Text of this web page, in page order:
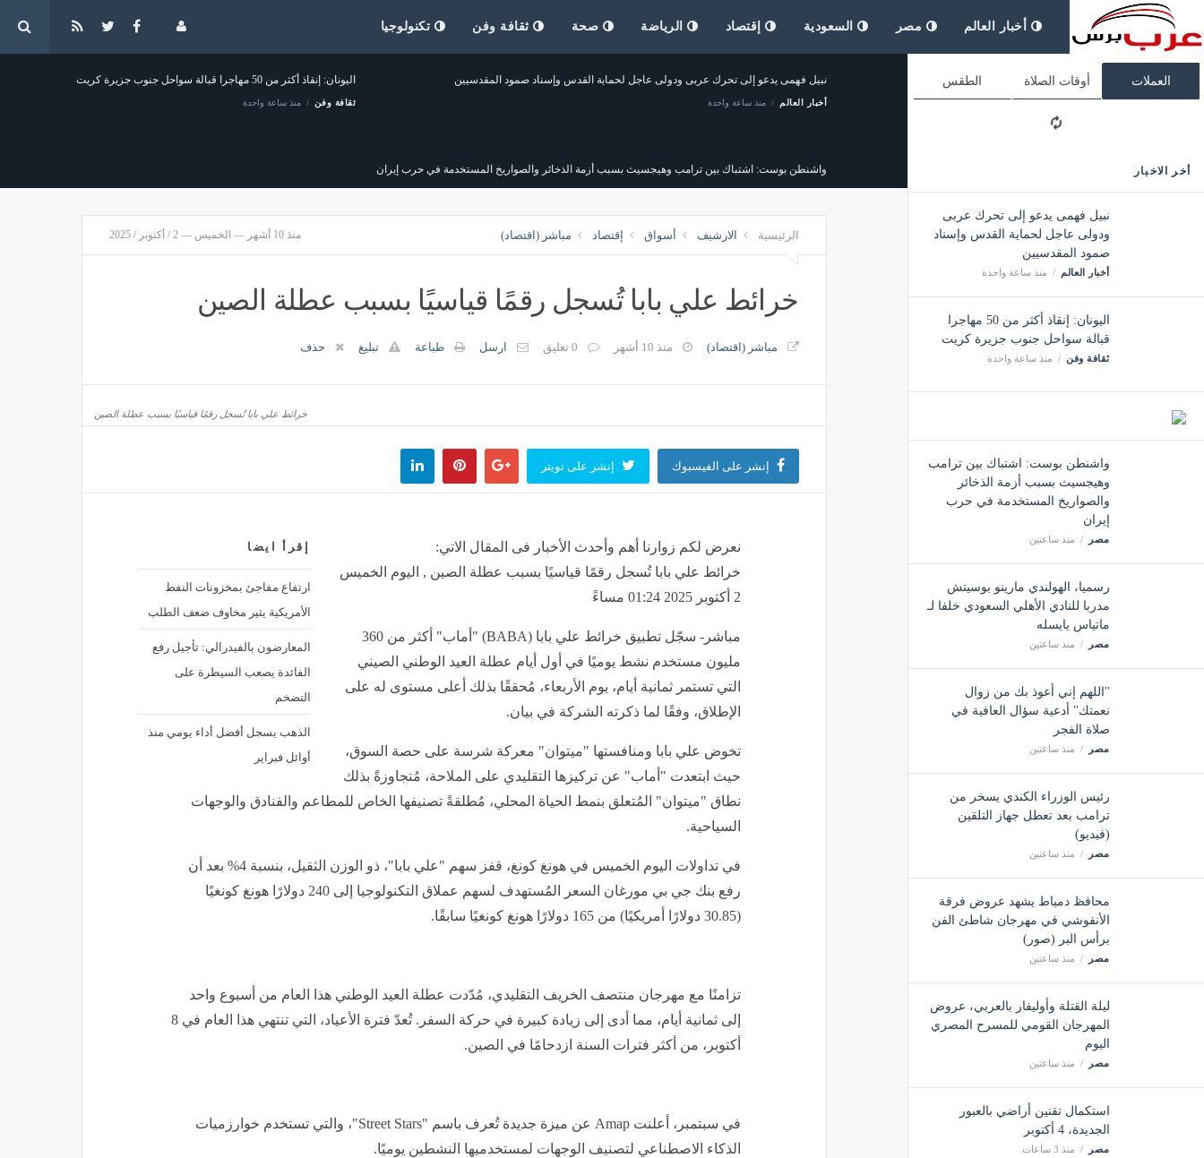
أخبار العالم مصر السعودية إقتصاد الرياضة صحة ثقافة وفن تكنولوجيا
العملات أوقات الصلاة الطقس
أخر الاخبار
نبيل فهمى يدعو إلى تحرك عربى
ودولى عاجل لحماية القدس وإسناد
صمود المقدسيين
أخبار العالم منذ ساعة واحدة
اليونان: إنقاذ أكثر من 50 مهاجرا
قبالة سواحل جنوب جزيرة كريت
ثقافة وفن منذ ساعة واحدة
واشنطن بوست: اشتباك بين ترامب
وهيجسيث بسبب أزمة الذخائر
والصواريخ المستخدمة في حرب
إيران
مصر منذ ساعتين
رسميا، الهولندي مارينو بوسيتش
مدربا للنادي الأهلي السعودي خلفا لـ
ماتياس يايسله
مصر منذ ساعتين
"اللهم إني أعوذ بك من زوال
نعمتك" أدعية سؤال العافية في
صلاة الفجر
مصر منذ ساعتين
رئيس الوزراء الكندي يسخر من
ترامب بعد تعطل جهاز التلقين
(فيديو)
مصر منذ ساعتين
محافظ دمياط يشهد عروض فرقة
الأنفوشي في مهرجان شاطئ الفن
برأس البر (صور)
مصر منذ ساعتين
ليلة القتلة وأوليفار بالعربي، عروض
المهرجان القومي للمسرح المصري
اليوم
مصر منذ ساعتين
استكمال تقنين أراضي بالعبور
الجديدة، 4 أكتوبر
مصر منذ 3 ساعات
نبيل فهمى يدعو إلى تحرك عربى ودولى عاجل لحماية القدس وإسناد صمود المقدسيين
أخبار العالم منذ ساعة واحدة
اليونان: إنقاذ أكثر من 50 مهاجرا قبالة سواحل جنوب جزيرة كريت
ثقافة وفن منذ ساعة واحدة
واشنطن بوست: اشتباك بين ترامب وهيجسيث بسبب أزمة الذخائر والصواريخ المستخدمة في حرب إيران
رسميا، الهولندي مارينو بوسيتش مدربا للنادي الأهلي السعودي خلفا لـ ماتياس يايسله "اللهم إني أعوذ بك من زوال نعمتك" أدعية سؤال العافية في صلاة الفجر
رئيس الوزراء الكندي يسخر من ترامب بعد تعطل جهاز التلقين (فيديو) محافظ دمياط يشهد عروض فرقة الأنفوشي في مهرجان شاطئ الفن برأس البر (صور)
منذ ساعتين
الرئيسية الارشيف أسواق إقتصاد مباشر (اقتصاد) منذ 10 أشهر — الخميس — 2 / أكتوبر / 2025
خرائط علي بابا تُسجل رقمًا قياسيًا بسبب عطلة الصين
مباشر (اقتصاد) منذ 10 أشهر 0 تعليق ارسل طباعة تبليغ حذف
خرائط علي بابا تُسجل رقمًا قياسيًا بسبب عطلة الصين
إنشر على الفيسبوك إنشر على تويتر
إقرأ ايضا
ارتفاع مفاجئ بمخزونات النفط
الأمريكية يثير مخاوف ضعف الطلب
المعارضون بالفيدرالي: تأجيل رفع
الفائدة يصعب السيطرة على
التضخم
الذهب يسجل أفضل أداء يومي منذ
أوائل فبراير
نعرض لكم زوارنا أهم وأحدث الأخبار فى المقال الاتي:
خرائط علي بابا تُسجل رقمًا قياسيًا بسبب عطلة الصين , اليوم الخميس
2 أكتوبر 2025 01:24 مساءً
مباشر- سجّل تطبيق خرائط علي بابا (BABA) "أماب" أكثر من 360
مليون مستخدم نشط يوميًا في أول أيام عطلة العيد الوطني الصيني
التي تستمر ثمانية أيام، يوم الأربعاء، مُحققًا بذلك أعلى مستوى له على
الإطلاق، وفقًا لما ذكرته الشركة في بيان.
تخوض علي بابا ومنافستها "ميتوان" معركة شرسة على حصة السوق،
حيث ابتعدت "أماب" عن تركيزها التقليدي على الملاحة، مُتجاوزةً بذلك
نطاق "ميتوان" المُتعلق بنمط الحياة المحلي، مُطلقةً تصنيفها الخاص للمطاعم والفنادق والوجهات
السياحية.
في تداولات اليوم الخميس في هونغ كونغ، قفز سهم "علي بابا"، ذو الوزن الثقيل، بنسبة 4% بعد أن
رفع بنك جي بي مورغان السعر المُستهدف لسهم عملاق التكنولوجيا إلى 240 دولارًا هونغ كونغيًا
(30.85 دولارًا أمريكيًا) من 165 دولارًا هونغ كونغيًا سابقًا.
تزامنًا مع مهرجان منتصف الخريف التقليدي، مُدّدت عطلة العيد الوطني هذا العام من أسبوع واحد
إلى ثمانية أيام، مما أدى إلى زيادة كبيرة في حركة السفر. تُعدّ فترة الأعياد، التي تنتهي هذا العام في 8
أكتوبر، من أكثر فترات السنة ازدحامًا في الصين.
في سبتمبر، أعلنت Amap عن ميزة جديدة تُعرف باسم "Street Stars"، والتي تستخدم خوارزميات
الذكاء الاصطناعي لتصنيف الوجهات لمستخدميها النشطين يوميًا.